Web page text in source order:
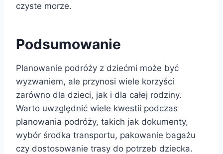
czyste morze.
Podsumowanie
Planowanie podróży z dziećmi może być
wyzwaniem, ale przynosi wiele korzyści
zarówno dla dzieci, jak i dla całej rodziny.
Warto uwzględnić wiele kwestii podczas
planowania podróży, takich jak dokumenty,
wybór środka transportu, pakowanie bagażu
czy dostosowanie trasy do potrzeb dziecka.